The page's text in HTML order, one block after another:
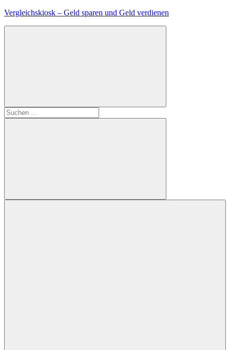
Zum
Vergleichskiosk – Geld sparen und Geld verdienen
Suchen
nach:
Suchen